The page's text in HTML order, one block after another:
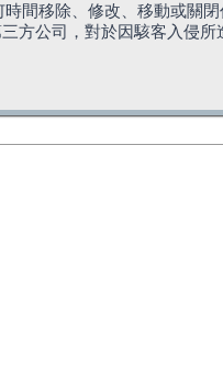
間移除、修改、移動或關
方公司，對於因駭客入侵所